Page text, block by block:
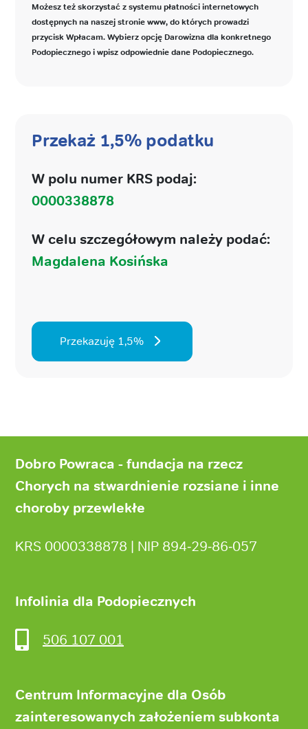
Możesz też skorzystać z systemu płatności internetowych
dostępnych na naszej stronie www, do których prowadzi
przycisk Wpłacam. Wybierz opcję Darowizna dla konkretnego
Podopiecznego i wpisz odpowiednie dane Podopiecznego.
Przekaż 1,5% podatku
W polu numer KRS podaj:
0000338878
W celu szczegółowym należy podać:
Magdalena Kosińska
Przekazuję 1,5%
stronyDobro Powraca - fundacja na rzecz
Chorych na stwardnienie rozsiane i inne
choroby przewlekłe
KRS 0000338878 | NIP 894‑29‑86‑057
Infolinia dla Podopiecznych
506 107 001
Centrum Informacyjne dla Osób
zainteresowanych założeniem subkonta